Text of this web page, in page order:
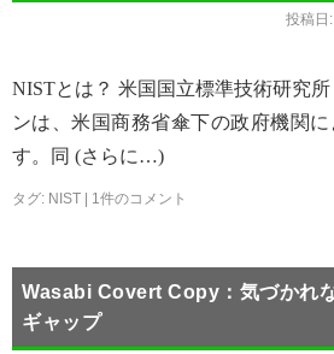
投稿日:
NISTとは？ 米国国立標準技術研究
ンは、米国商務省傘下の政府機関
す。同 (さらに…)
タグ: NIST 1件のコメント
Wasabi Covert Copy：気づかれ
ギャップ